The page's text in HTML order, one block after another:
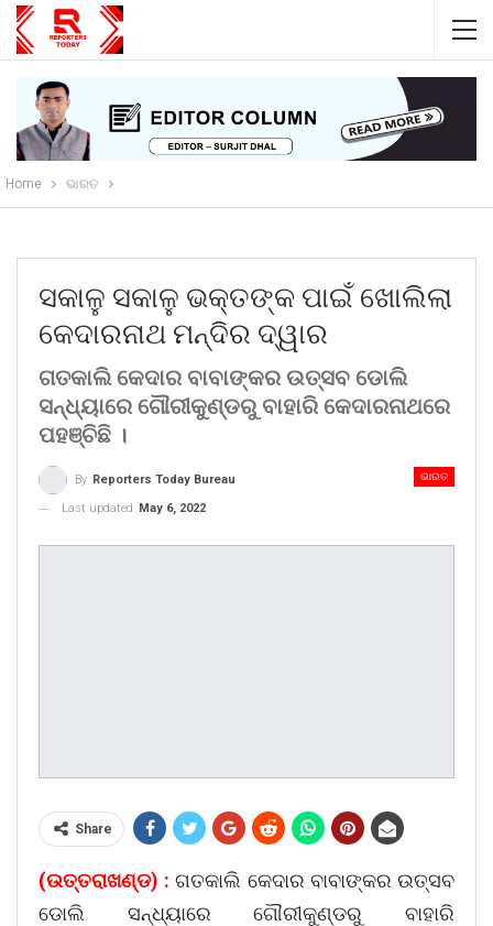
Home ଭାରତ
ସକାଳୁ ସକାଳୁ ଭକ୍ତଙ୍କ ପାଇଁ ଖୋଲିଲା
କେଦାରନାଥ ମନ୍ଦିର ଦ୍ୱାର
ଗତକାଲି କେଦାର ବାବାଙ୍କର ଉତ୍ସବ ଡୋଲି
ସନ୍ଧ୍ୟାରେ ଗୌରୀକୁଣ୍ଡରୁ ବାହାରି କେଦାରନାଥରେ
ପହଞ୍ଚିଛି ।
ଭାରତ
By Reporters Today Bureau
Last updated
May 6, 2022
Share
(ଉତ୍ତରାଖଣ୍ଡ) : ଗତକାଲି କେଦାର ବାବାଙ୍କର ଉତ୍ସବ
ଡୋଲି ସନ୍ଧ୍ୟାରେ ଗୌରୀକୁଣ୍ଡରୁ ବାହାରି